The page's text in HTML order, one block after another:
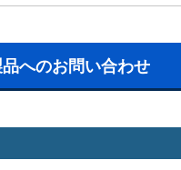
品へのお問い合わせ